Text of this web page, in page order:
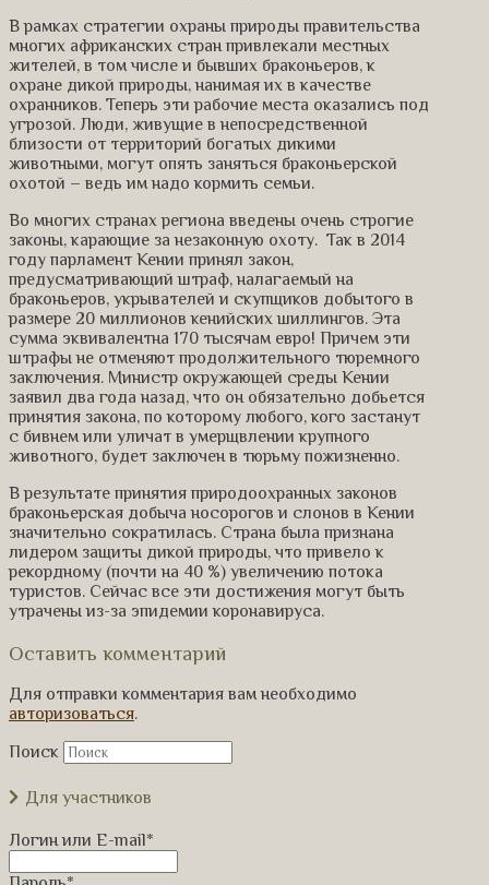
В рамках стратегии охраны природы правительства
многих африканских стран привлекали местных
жителей, в том числе и бывших браконьеров, к
охране дикой природы, нанимая их в качестве
охранников. Теперь эти рабочие места оказались под
угрозой. Люди, живущие в непосредственной
близости от территорий богатых дикими
животными, могут опять заняться браконьерской
охотой – ведь им надо кормить семьи.
Во многих странах региона введены очень строгие
законы, карающие за незаконную охоту. Так в 2014
году парламент Кении принял закон,
предусматривающий штраф, налагаемый на
браконьеров, укрывателей и скупщиков добытого в
размере 20 миллионов кенийских шиллингов. Эта
сумма эквивалентна 170 тысячам евро! Причем эти
штрафы не отменяют продолжительного тюремного
заключения. Министр окружающей среды Кении
заявил два года назад, что он обязательно добьется
принятия закона, по которому любого, кого застанут
с бивнем или уличат в умерщвлении крупного
животного, будет заключен в тюрьму пожизненно.
В результате принятия природоохранных законов
браконьерская добыча носорогов и слонов в Кении
значительно сократилась. Страна была признана
лидером защиты дикой природы, что привело к
рекордному (почти на 40 %) увеличению потока
туристов. Сейчас все эти достижения могут быть
утрачены из-за эпидемии коронавируса.
Оставить комментарий
Для отправки комментария вам необходимо
авторизоваться.
Поиск
Для участников
Логин или E-mail*